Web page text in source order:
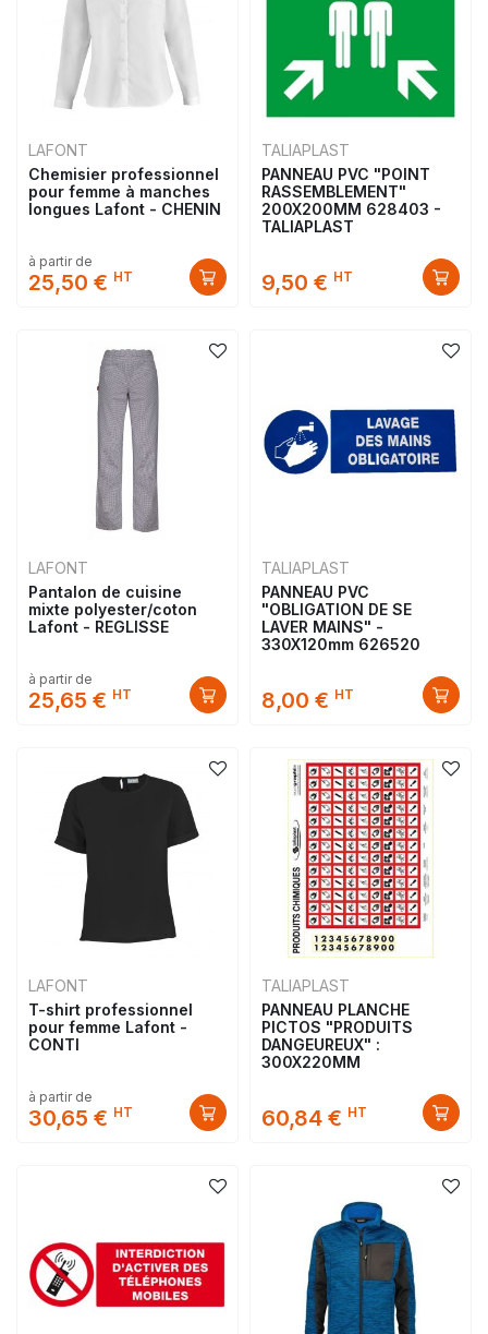
LAFONT
Chemisier professionnel
pour femme à manches
longues Lafont - CHENIN
à partir de
25,50 € HT
TALIAPLAST
PANNEAU PVC "POINT
RASSEMBLEMENT"
200X200MM 628403 -
TALIAPLAST
9,50 € HT
LAFONT
Pantalon de cuisine
mixte polyester/coton
Lafont - REGLISSE
à partir de
25,65 € HT
TALIAPLAST
PANNEAU PVC
"OBLIGATION DE SE
LAVER MAINS" -
330X120mm 626520
8,00 € HT
LAFONT
T-shirt professionnel
pour femme Lafont -
CONTI
à partir de
30,65 € HT
TALIAPLAST
PANNEAU PLANCHE
PICTOS "PRODUITS
DANGEUREUX" :
300X220MM
60,84 € HT